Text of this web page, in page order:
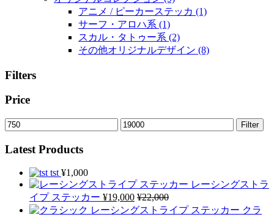
アニメ / ピーカーステッカ (1)
サーフ・アロハ系 (1)
スカル・タトゥー系 (2)
その他オリジナルデザイン (8)
Filters
Price
Min
price
Max
price
Filter
Latest Products
tst ¥1,000
レーシングストラ
イプ ステッカー ¥19,000 ¥22,000
クラ